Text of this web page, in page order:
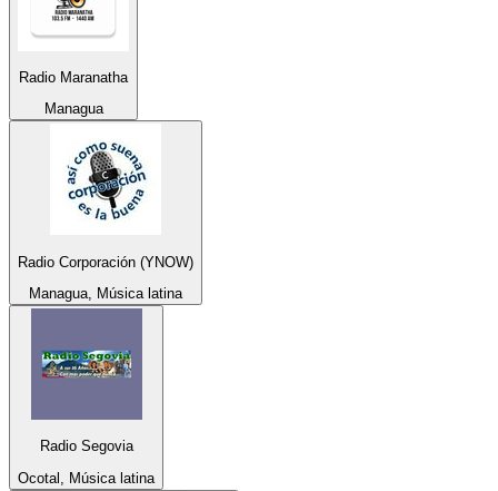
Radio Maranatha
Managua
Radio Corporación (YNOW)
Managua, Música latina
Radio Segovia
Ocotal, Música latina